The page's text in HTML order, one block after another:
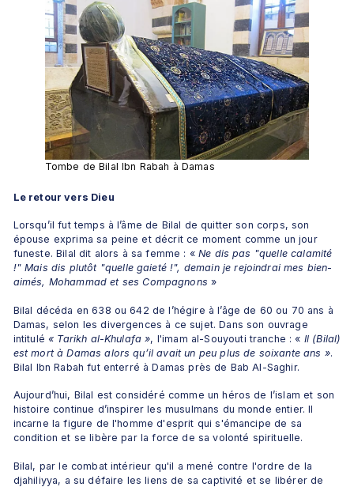
Tombe de Bilal Ibn Rabah à Damas
Le retour vers Dieu
Lorsqu’il fut temps à l’âme de Bilal de quitter son corps, son
épouse exprima sa peine et décrit ce moment comme un jour
funeste. Bilal dit alors à sa femme : « Ne dis pas "quelle calamité
!" Mais dis plutôt "quelle gaieté !", demain je rejoindrai mes bien-
aimés, Mohammad et ses Compagnons »
Bilal décéda en 638 ou 642 de l’hégire à l’âge de 60 ou 70 ans à
Damas, selon les divergences à ce sujet. Dans son ouvrage
intitulé « Tarikh al-Khulafa », l'imam al-Souyouti tranche : « Il (Bilal)
est mort à Damas alors qu’il avait un peu plus de soixante ans ».
Bilal Ibn Rabah fut enterré à Damas près de Bab Al-Saghir.
Aujourd’hui, Bilal est considéré comme un héros de l’islam et son
histoire continue d’inspirer les musulmans du monde entier. Il
incarne la figure de l'homme d'esprit qui s'émancipe de sa
condition et se libère par la force de sa volonté spirituelle.
Bilal, par le combat intérieur qu'il a mené contre l'ordre de la
djahiliyya, a su défaire les liens de sa captivité et se libérer de